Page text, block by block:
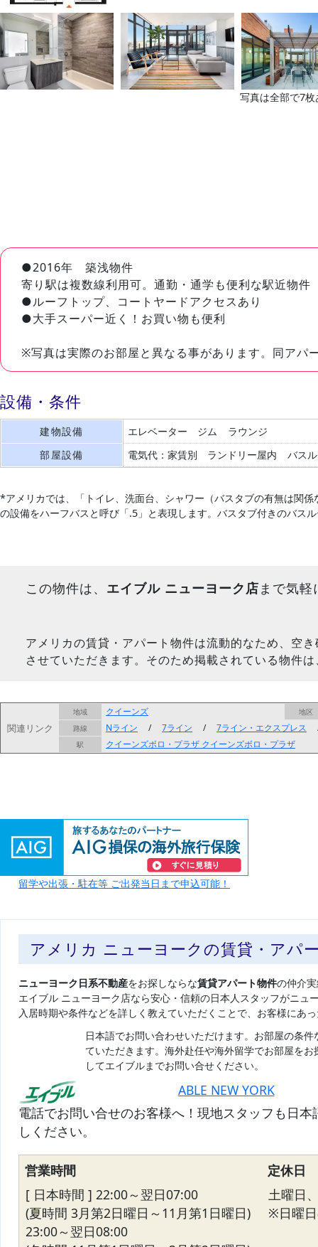
写真は全部で7
●2016年 築浅物件
寄り駅は複数線利用可。通勤・通学も便利な駅近物件
●ルーフトップ、コートヤードアクセスあり
●大手スーパー近く！お買い物も便利
※写真は実際のお部屋と異なる事があります。同アパ
設備・条件
建物設備 エレベーター ジム
ラウンジ
部屋設備
電気代：家賃別 ランドリー屋内 バス
*アメリカでは、「トイレ、洗面台、シャワー（バスタブの有無は関
の設備をハーフバスと呼び「.5」と表現します。バスタブ付きのバス
この物件は、 エイブル ニューヨーク店まで気
アメリカの賃貸・アパート物件は流動的なため、空
させていただきます。そのため掲載されている物件
関連リンク
地域 クイーンズ
地区
路線
Nライン / 7ライン / 7ライン・エクスプレス
駅 クイーンズボロ・プラザ クイーンズボロ・プラザ
留学や出張・駐在等 ご出発当日まで申込可能！
アメリカ ニューヨークの賃貸・アパ
ニューヨーク日系不動産をお探しならな賃貸アパート物件の仲介
エイブル ニューヨーク店なら安心・信頼の日本人スタッフがニュ
入居時期や条件などを詳しく教えていただくことで、お客様にあ
日本語でお問い合わせいただけます。お部屋の条
ていただきます。海外赴任や海外留学でお部屋を
してエイブルまでお問い合せください。
ABLE NEW YORK
電話でお問い合せのお客様へ！現地スタッフも日
しください。
営業時間
定休日
[ 日本時間 ] 22:00～翌日07:00
(夏時間 3月第2日曜日～11月第1日曜日)
23:00～翌日08:00
土曜日
※日曜